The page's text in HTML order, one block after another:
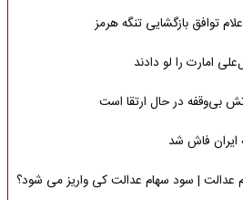
توافق بازگشایی تنگه هرمز
امارت را لو دادند
بی‌وقفه در حال ارتقا است
ایران فاش شد
عدالت | سود سهام عدالت کی واریز می شود؟